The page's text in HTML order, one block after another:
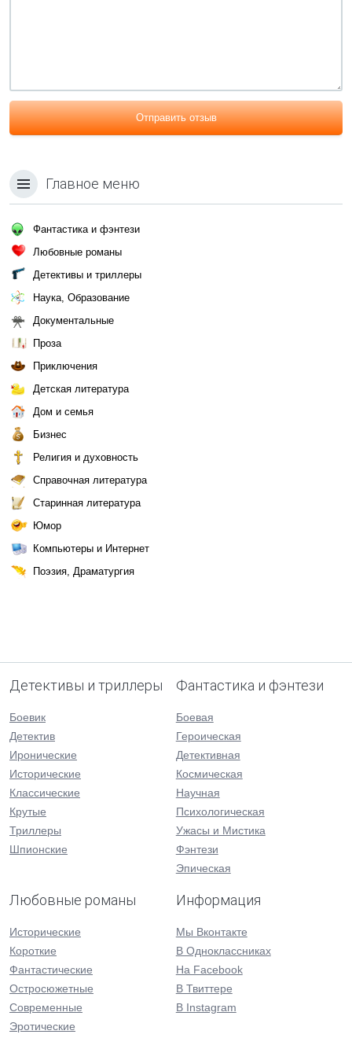
Отправить отзыв
Главное меню
Фантастика и фэнтези
Любовные романы
Детективы и триллеры
Наука, Образование
Документальные
Проза
Приключения
Детская литература
Дом и семья
Бизнес
Религия и духовность
Справочная литература
Старинная литература
Юмор
Компьютеры и Интернет
Поэзия, Драматургия
Детективы и триллеры
Боевик
Детектив
Иронические
Исторические
Классические
Крутые
Триллеры
Шпионские
Фантастика и фэнтези
Боевая
Героическая
Детективная
Космическая
Научная
Психологическая
Ужасы и Мистика
Фэнтези
Эпическая
Любовные романы
Исторические
Короткие
Фантастические
Остросюжетные
Современные
Эротические
Информация
Мы Вконтакте
В Одноклассниках
На Facebook
В Твиттере
В Instagram